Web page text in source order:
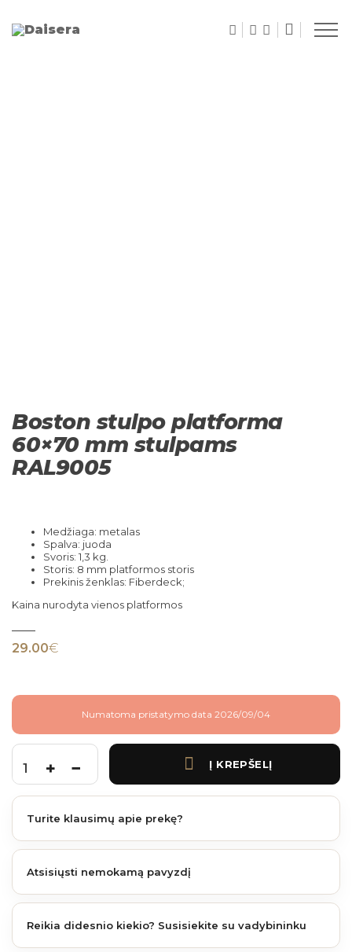
Boston stulpo platforma
60×70 mm stulpams
RAL9005
Medžiaga: metalas
Spalva: juoda
Svoris: 1,3 kg.
Storis: 8 mm platformos storis
Prekinis ženklas: Fiberdeck;
Kaina nurodyta vienos platformos
29.00€
Numatoma pristatymo data 2026/09/04
produkto kiekis: Boston stulpo platforma 60x70 mm stulpams RAL9005
Į KREPŠELĮ
Turite klausimų apie prekę?
Atsisiųsti nemokamą pavyzdį
Reikia didesnio kiekio? Susisiekite su vadybininku